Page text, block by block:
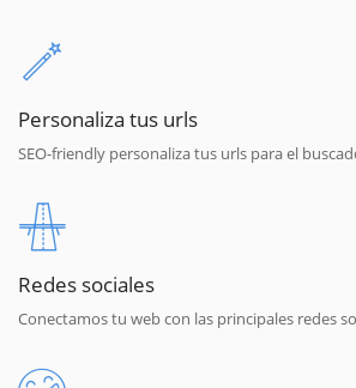
Personaliza tus urls
SEO-friendly personaliza tus urls para el
Redes sociales
Conectamos tu web con las principales redes